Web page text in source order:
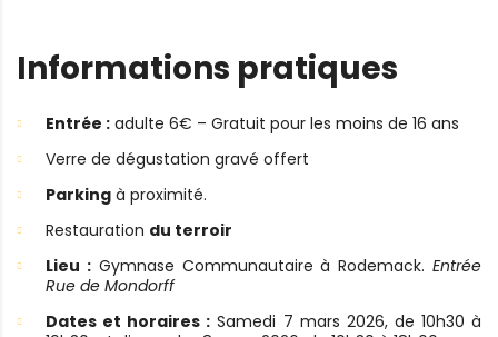
Informations pratiques
Entrée : adulte 6€ – Gratuit pour les moins de 16 ans
Verre de dégustation gravé offert
Parking à proximité.
Restauration du terroir
Lieu :Gymnase Communautaire à Rodemack.Entrée
Rue de Mondorff
Dates et horaires : Samedi 7 mars 2026, de 10h30 à